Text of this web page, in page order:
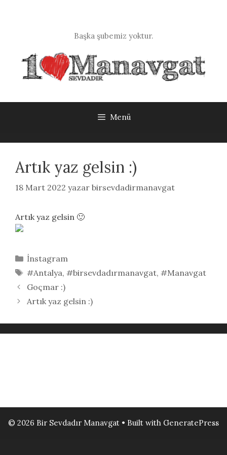
Başka şubemiz yoktur.
Menü
Artık yaz gelsin :)
18 Mart 2022 yazar birsevdadirmanavgat
Artık yaz gelsin 🙂
Kategoriler
İnstagram
Etiketler
#Antalya, #birsevdadırmanavgat, #Manavgat
Goçmar :)
Artık yaz gelsin :)
© 2026 Bir Sevdadır Manavgat • Built with GeneratePress